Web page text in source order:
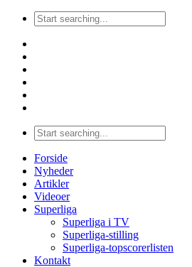
Forside
Nyheder
Artikler
Videoer
Superliga
Superliga i TV
Superliga-stilling
Superliga-topscorerlisten
Kontakt